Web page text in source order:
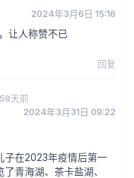
2024年3月6日 15:16
让人称赞不已
回复
天前
2024年3月31日 09:22
子在2023年疫情后第一
青海湖、茶卡盐湖、